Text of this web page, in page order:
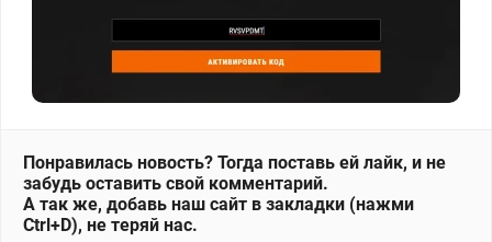
Понравилась новость? Тогда поставь ей лайк, и не
забудь оставить свой комментарий.
А так же, добавь наш сайт в закладки (нажми
Ctrl+D), не теряй нас.